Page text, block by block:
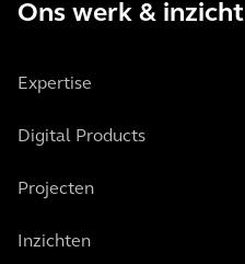
Ons werk & inzicht
Expertise
Digital Products
Projecten
Inzichten